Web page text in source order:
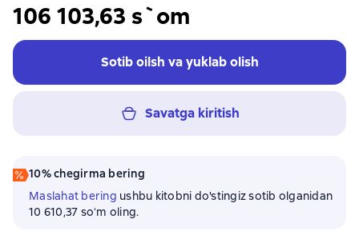
106 103,63 s`om
Sotib oilsh va yuklab olish
Savatga kiritish
10% chegirma bering
Maslahat bering ushbu kitobni do'stingiz sotib olganidan
10 610,37 soʻm oling.